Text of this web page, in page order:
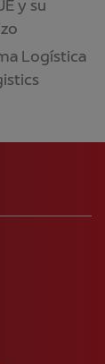
y su
Logística